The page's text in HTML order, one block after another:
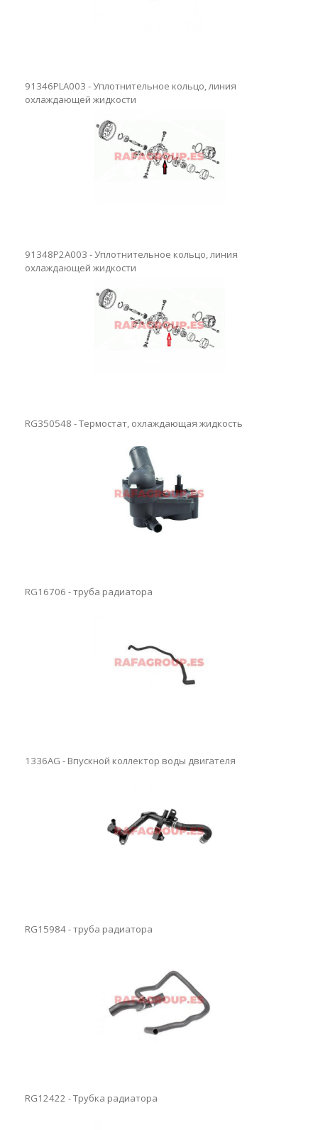
91346PLA003 - Уплотнительное кольцо, линия
охлаждающей жидкости
91348P2A003 - Уплотнительное кольцо, линия
охлаждающей жидкости
RG350548 - Термостат, охлаждающая жидкость
RG16706 - труба радиатора
1336AG - Впускной коллектор воды двигателя
RG15984 - труба радиатора
RG12422 - Трубка радиатора